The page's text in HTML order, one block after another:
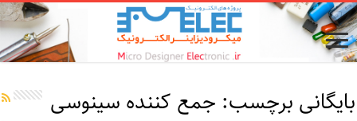
بایگانی برچسب: جمع کننده سینوسی